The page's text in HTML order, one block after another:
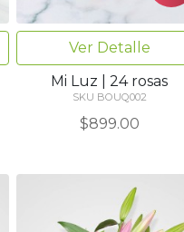
Ver Detalle
Mi Luz | 24 rosas
SKU BOUQ002
$899.00